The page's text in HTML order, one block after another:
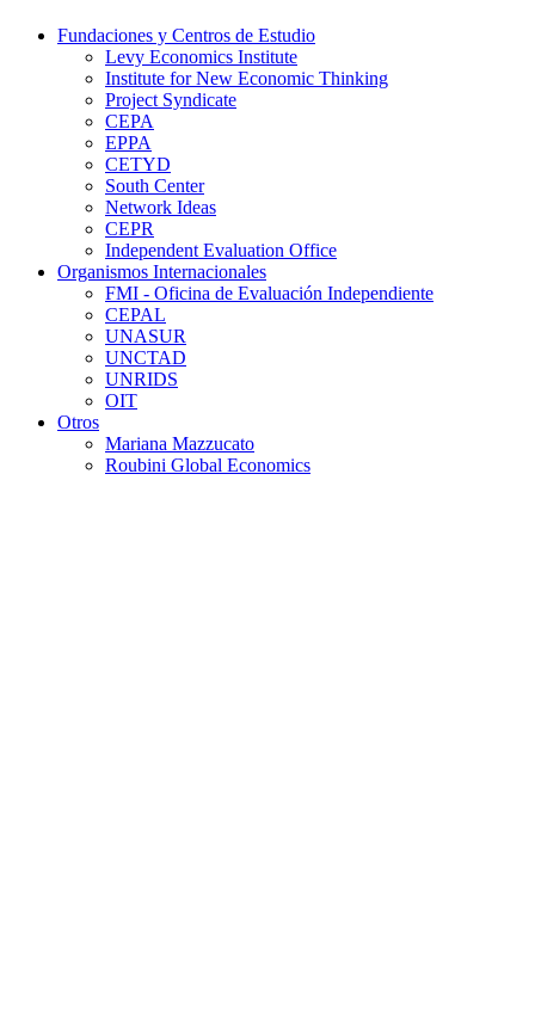
Fundaciones y Centros de Estudio
Levy Economics Institute
Institute for New Economic Thinking
Project Syndicate
CEPA
EPPA
CETYD
South Center
Network Ideas
CEPR
Independent Evaluation Office
Organismos Internacionales
FMI - Oficina de Evaluación Independiente
CEPAL
UNASUR
UNCTAD
UNRIDS
OIT
Otros
Mariana Mazzucato
Roubini Global Economics